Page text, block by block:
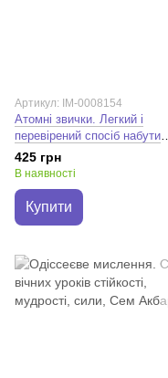
Артикул: IM-0008154
Атомні звички. Легкий і
перевірений спосіб набути
корисних звичок і позбутися
звичок шкідливих. Джеймс
425 грн
В наявності
Купити